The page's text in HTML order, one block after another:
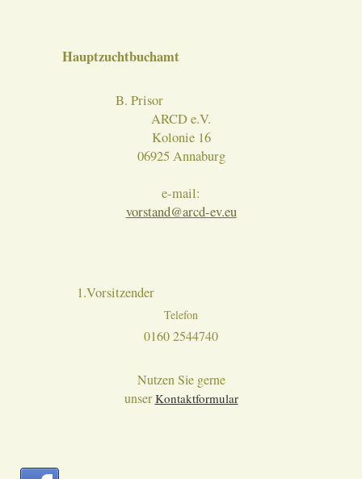
Hauptzuchtbuchamt
B. Prisor
ARCD e.V.
Kolonie 16
06925 Annaburg
e-mail:
vorstand@arcd-ev.eu
1.Vorsitzender
Telefon
0160 2544740
Nutzen Sie gerne
unser Kontaktformular